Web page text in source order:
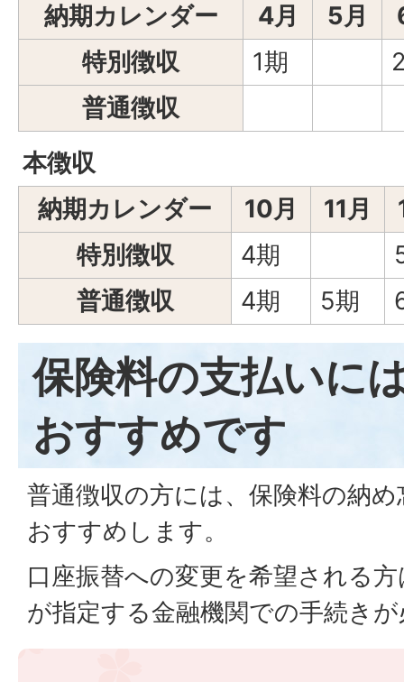
納期カレンダー
4月 5月
特別徴収
1期
普通徴収
本徴収
納期カレンダー
10月 11月
特別徴収
4期
普通徴収
4期 5期
保険料の支払いに
おすすめです
普通徴収の方には、保険料の納
おすすめします。
口座振替への変更を希望される
が指定する金融機関での手続き